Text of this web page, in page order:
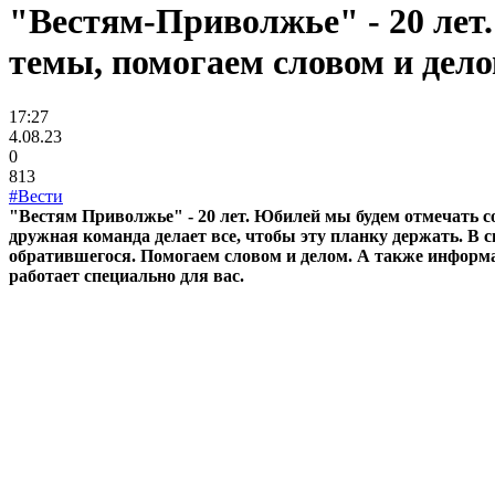
"Вестям-Приволжье" - 20
темы, помогаем словом и
17:27
4.08.23
0
813
#Вести
"Вестям Приволжье" - 20 лет. Юбилей мы будем отмечать
дружная команда делает все, чтобы эту планку держать.
обратившегося. Помогаем словом и делом. А также
работает специально для вас.